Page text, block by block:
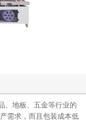
、地板、五金等行业的
需求，而且包装成本低